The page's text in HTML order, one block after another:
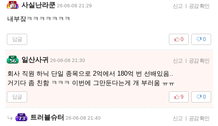
사실난라쿤 26-06-08 21:29 신고 | 공감 확인
내부잨ㅋㅋㅋㅋㅋㅋㅋ
답글 0
0
일산사귀 26-06-08 21:30 신고 | 공감 확인
회사 직원 하닉 단일 종목으로 2억에서 180억 번 선배있음..
거기다 좀 친함 ㅋㅋㅋ 이번에 그만둔다는게 개 부러움 ㅠㅠ
답글 0
9
트러블슈터 26-06-08 21:40 신고 | 공감 확인